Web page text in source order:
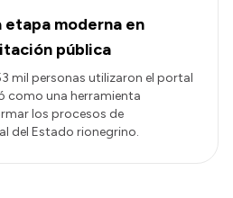
etapa moderna en
pública
mil personas utilizaron el portal
como una herramienta
los procesos de
del Estado rionegrino.